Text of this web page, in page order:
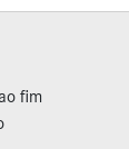
fim